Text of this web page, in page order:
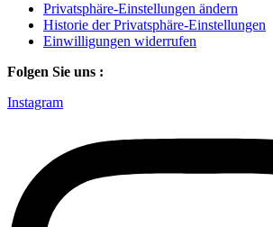
Privatsphäre-Einstellungen ändern
Historie der Privatsphäre-Einstellungen
Einwilligungen widerrufen
Folgen Sie uns :
Instagram